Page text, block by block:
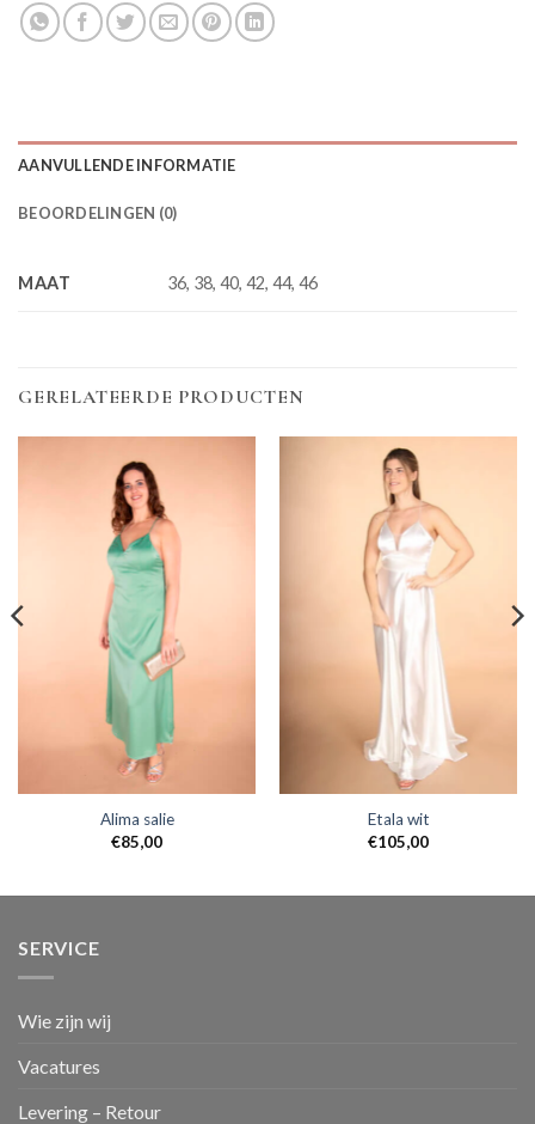
AANVULLENDE INFORMATIE
BEOORDELINGEN (0)
MAAT 36, 38, 40, 42, 44, 46
GERELATEERDE PRODUCTEN
Alima salie
€85,00
Etala wit
€105,00
SERVICE
Wie zijn wij
Vacatures
Levering – Retour